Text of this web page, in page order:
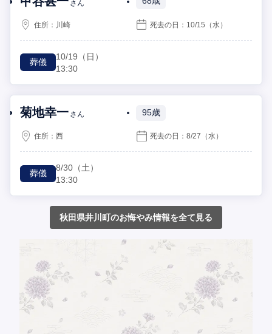
さん
住所： 川崎 死去の日： 10/15 （水）
葬儀
10/19 （日）
13:30
菊地幸一 さん 95歳
住所：西 死去の日：8/27 （水）
葬儀
8/30 （土）
13:30
秋田県井川町のお悔やみ情報を全て見る